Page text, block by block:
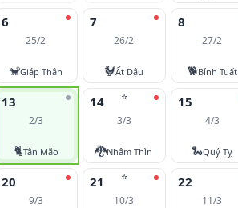
6
25/2
🐒Giáp Thân
7
26/2
🐓Ất Dậu
8
27/2
🐕Bính Tuất
13
2/3
🐈Tân Mão
⭐
14
3/3
🐉Nhâm Thìn
15
4/3
🐍Quý Tỵ
20
9/3
⭐
21
10/3
22
11/3